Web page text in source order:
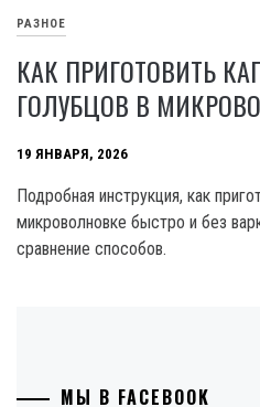
РАЗНОЕ
КАК ПРИГОТОВИТЬ
ГОЛУБЦОВ В
19 ЯНВАРЯ, 2026
Подробная инструкция, как
микроволновке быстро и без
сравнение способов.
МЫ В FACEBOOK